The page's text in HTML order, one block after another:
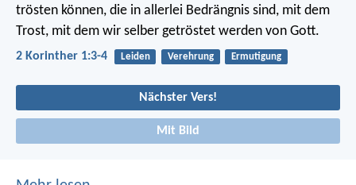
trösten können, die in allerlei Bedrängnis sind, mit dem
Trost, mit dem wir selber getröstet werden von Gott.
2 Korinther 1:3-4 Leiden Verehrung Ermutigung
Nächster Vers!
Mit Bild